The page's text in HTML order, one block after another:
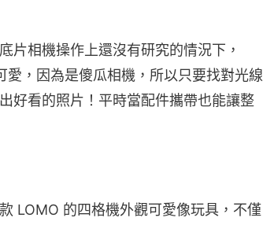
片相機操作上還沒有研究的情況下，
，因為是傻瓜相機，所以只要找對光線
好看的照片！平時當配件攜帶也能讓整
LOMO 的四格機外觀可愛像玩具，不僅